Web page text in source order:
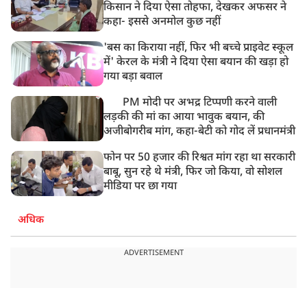
किसान ने दिया ऐसा तोहफा, देखकर अफसर ने
कहा- इससे अनमोल कुछ नहीं
'बस का किराया नहीं, फिर भी बच्चे प्राइवेट स्कूल
में' केरल के मंत्री ने दिया ऐसा बयान की खड़ा हो
गया बड़ा बवाल
PM मोदी पर अभद्र टिप्पणी करने वाली
लड़की की मां का आया भावुक बयान, की
अजीबोगरीब मांग, कहा-बेटी को गोद लें प्रधानमंत्री
फोन पर 50 हजार की रिश्वत मांग रहा था सरकारी
बाबू, सुन रहे थे मंत्री, फिर जो किया, वो सोशल
मीडिया पर छा गया
अधिक
ADVERTISEMENT